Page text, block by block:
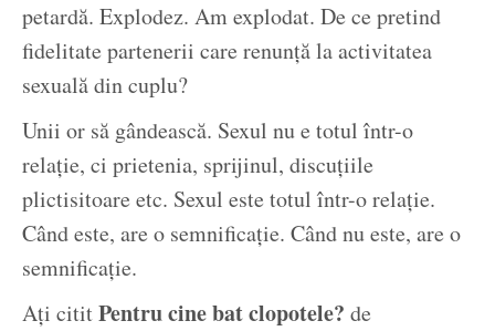
petardă. Explodez. Am explodat. De ce pretind
fidelitate partenerii care renunță la activitatea
sexuală din cuplu?
Unii or să gândească. Sexul nu e totul într-o
relație, ci prietenia, sprijinul, discuțiile
plictisitoare etc. Sexul este totul într-o relație.
Când este, are o semnificație. Când nu este, are o
semnificație.
Ați cititPentru cine bat clopotele? de